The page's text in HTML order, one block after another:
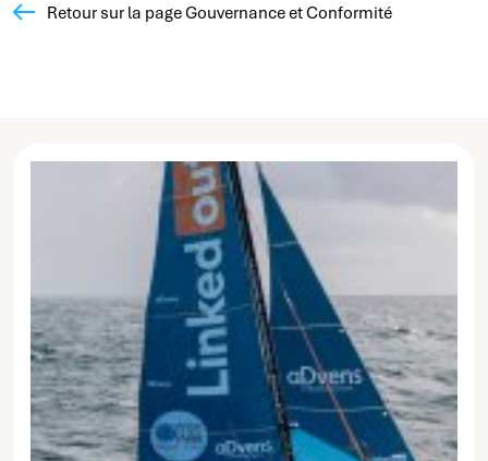
Retour sur la page Gouvernance et Conformité